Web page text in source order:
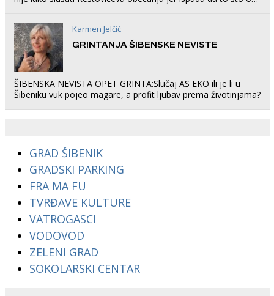
Karmen Jelčić
GRINTANJA ŠIBENSKE NEVISTE
ŠIBENSKA NEVISTA OPET GRINTA:Slučaj AS EKO ili je li u
Šibeniku vuk pojeo magare, a profit ljubav prema životinjama?
GRAD ŠIBENIK
GRADSKI PARKING
FRA MA FU
TVRĐAVE KULTURE
VATROGASCI
VODOVOD
ZELENI GRAD
SOKOLARSKI CENTAR